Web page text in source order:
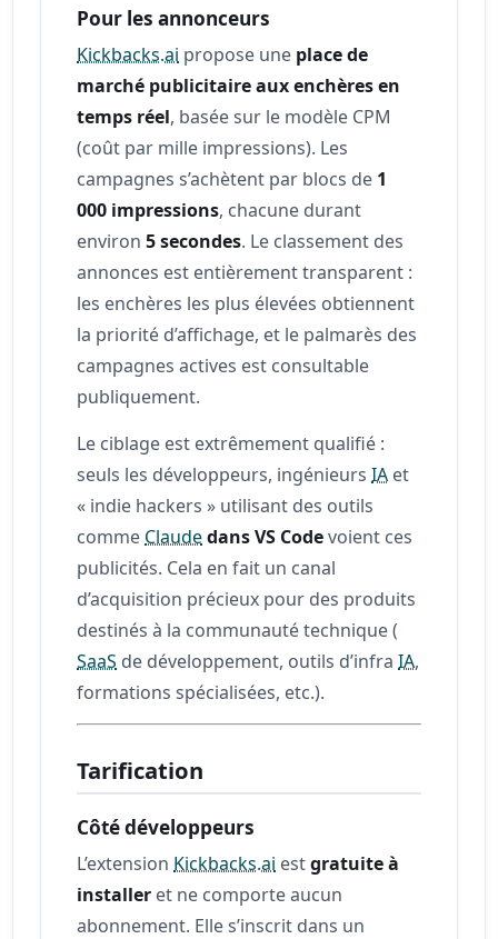
Pour les annonceurs
Kickbacks.ai propose une place de
marché publicitaire aux enchères en
temps réel, basée sur le modèle CPM
(coût par mille impressions). Les
campagnes s’achètent par blocs de 1
000 impressions, chacune durant
environ5 secondes. Le classement des
annonces est entièrement transparent :
les enchères les plus élevées obtiennent
la priorité d’affichage, et le palmarès des
campagnes actives est consultable
publiquement.
Le ciblage est extrêmement qualifié :
seuls les développeurs, ingénieursIA et
« indie hackers » utilisant des outils
comme Claudedans VS Codevoient ces
publicités. Cela en fait un canal
d’acquisition précieux pour des produits
destinés à la communauté technique (
SaaS de développement, outils d’infraIA,
formations spécialisées, etc.).
Tarification
Côté développeurs
L’extension Kickbacks.ai estgratuite à
installer et ne comporte aucun
abonnement. Elle s’inscrit dans un